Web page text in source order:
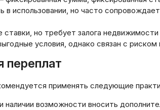
в использовании, но часто
ставки, но требует залога
условия, однако связан с риском
переплат
применять следующие
наличии возможности вносить